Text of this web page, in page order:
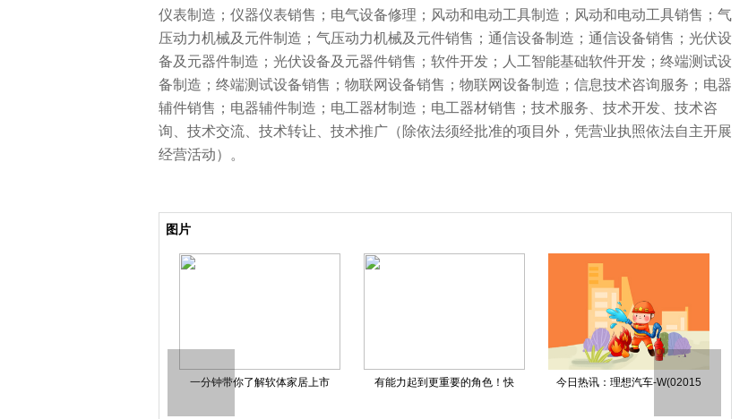
仪表制造；仪器仪表销售；电气设备修理；风动和电动工具制造；风动和电动工具销售；气
压动力机械及元件制造；气压动力机械及元件销售；通信设备制造；通信设备销售；光伏设
备及元器件制造；光伏设备及元器件销售；软件开发；人工智能基础软件开发；终端测试设
备制造；终端测试设备销售；物联网设备销售；物联网设备制造；信息技术咨询服务；电器
辅件销售；电器辅件制造；电工器材制造；电工器材销售；技术服务、技术开发、技术咨
询、技术交流、技术转让、技术推广（除依法须经批准的项目外，凭营业执照依法自主开展
经营活动）。
图片
家禽养殖股票龙头股共三只， 磷化工十大相关公司排名_202 格林达大宗交易折价成交20.8